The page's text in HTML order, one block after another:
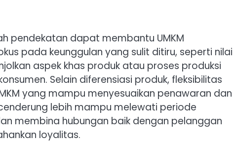
pendekatan dapat membantu UMKM
pada keunggulan yang sulit ditiru, seperti nilai
aspek khas produk atau proses produksi
Selain diferensiasi produk, fleksibilitas
yang mampu menyesuaikan penawaran dan
lebih mampu melewati periode
membina hubungan baik dengan pelanggan
loyalitas.